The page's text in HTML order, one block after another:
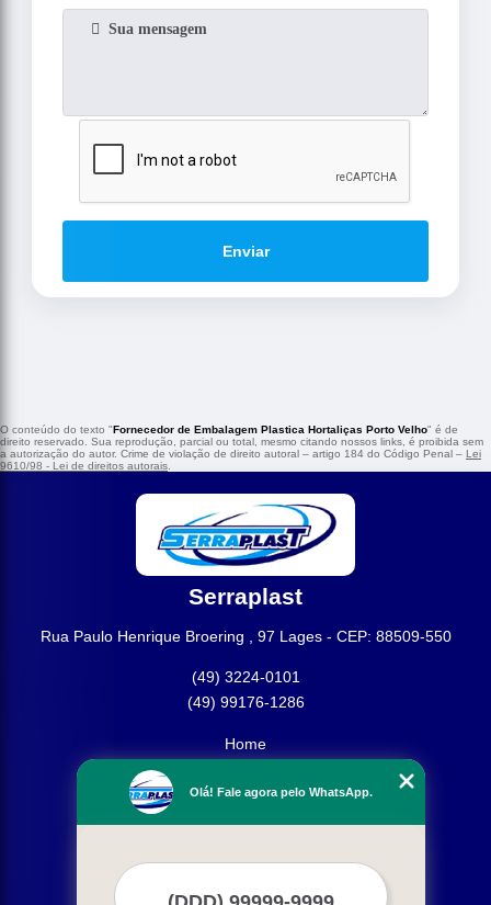
Enviar
O conteúdo do texto "Fornecedor de Embalagem Plastica Hortaliças Porto Velho" é de
direito reservado. Sua reprodução, parcial ou total, mesmo citando nossos links, é proibida sem
a autorização do autor. Crime de violação de direito autoral – artigo 184 do Código Penal – Lei
9610/98 - Lei de direitos autorais
Serraplast
Rua Paulo Henrique Broering , 97 Lages - CEP: 88509-550
(49) 3224-0101
(49) 99176-1286
Home
Missão
Mais Serviços
Olá! Fale agora pelo WhatsApp.